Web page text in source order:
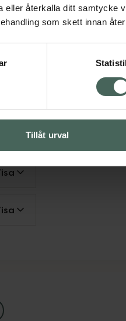
återkalla ditt samtycke
som skett innan
Tillåt urval